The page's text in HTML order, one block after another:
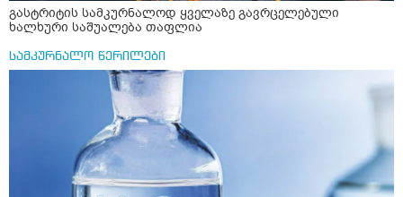
გასტრიტის სამკურნალოდ ყველაზე გავრცელებული
ხალხური საშუალება თაფლია
სამკურნალო წერილები